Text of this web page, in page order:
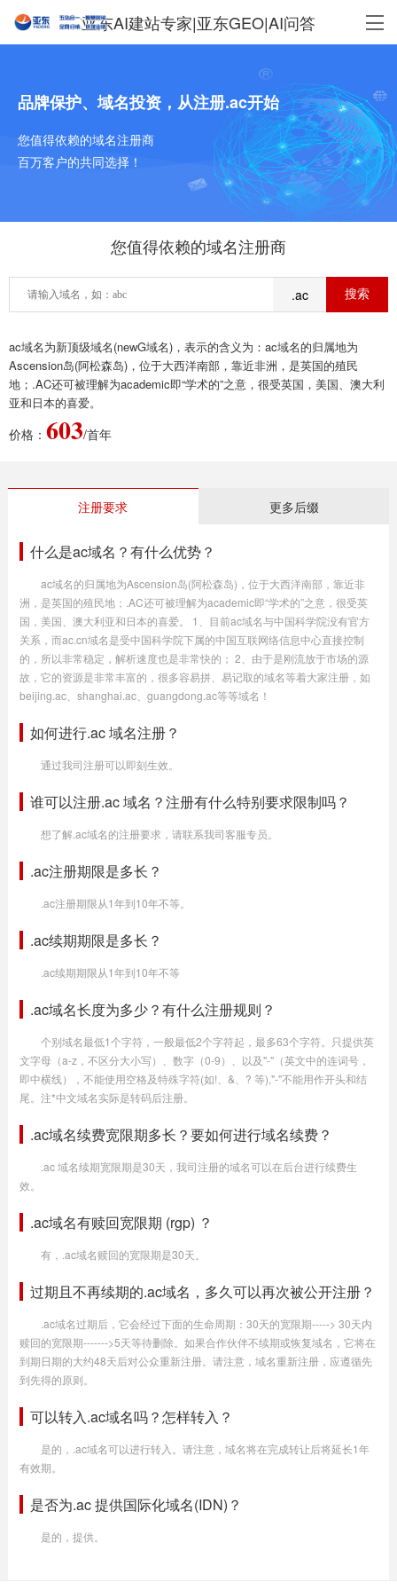
亚东AI建站专家|亚东GEO|AI问答
品牌保护、域名投资，从注册.ac开始
您值得依赖的域名注册商
百万客户的共同选择！
您值得依赖的域名注册商
.ac
ac域名为新顶级域名(newG域名)，表示的含义为：ac域名的归属地为
Ascension岛(阿松森岛)，位于大西洋南部，靠近非洲，是英国的殖民
地；.AC还可被理解为academic即“学术的”之意，很受英国，美国、澳大利
亚和日本的喜爱。
价格： 603/首年
注册要求 更多后缀
什么是ac域名？有什么优势？
ac域名的归属地为Ascension岛(阿松森岛)，位于大西洋南部，靠近非
洲，是英国的殖民地；.AC还可被理解为academic即“学术的”之意，很受英
国，美国、澳大利亚和日本的喜爱。 1、目前ac域名与中国科学院没有官方
关系，而ac.cn域名是受中国科学院下属的中国互联网络信息中心直接控制
的，所以非常稳定，解析速度也是非常快的； 2、由于是刚流放于市场的源
故，它的资源是非常丰富的，很多容易拼、易记取的域名等着大家注册，如
beijing.ac、shanghai.ac、guangdong.ac等等域名！
如何进行.ac 域名注册？
通过我司注册可以即刻生效。
谁可以注册.ac 域名？注册有什么特别要求限制吗？
想了解.ac域名的注册要求，请联系我司客服专员。
.ac注册期限是多长？
.ac注册期限从1年到10年不等。
.ac续期期限是多长？
.ac续期期限从1年到10年不等
.ac域名长度为多少？有什么注册规则？
个别域名最低1个字符，一般最低2个字符起，最多63个字符。只提供英
文字母（a-z，不区分大小写）、数字（0-9）、以及"-"（英文中的连词号，
即中横线），不能使用空格及特殊字符(如!、&、? 等),"-"不能用作开头和结
尾。注*中文域名实际是转码后注册。
.ac域名续费宽限期多长？要如何进行域名续费？
.ac 域名续期宽限期是30天，我司注册的域名可以在后台进行续费生
效。
.ac域名有赎回宽限期 (rgp) ？
有，.ac域名赎回的宽限期是30天。
过期且不再续期的.ac域名，多久可以再次被公开注册？
.ac域名过期后，它会经过下面的生命周期：30天的宽限期-----> 30天内
赎回的宽限期------->5天等待删除。如果合作伙伴不续期或恢复域名，它将在
到期日期的大约48天后对公众重新注册。请注意，域名重新注册，应遵循先
到先得的原则。
可以转入.ac域名吗？怎样转入？
是的，.ac域名可以进行转入。请注意，域名将在完成转让后将延长1年
有效期。
是否为.ac 提供国际化域名(IDN)？
是的，提供。